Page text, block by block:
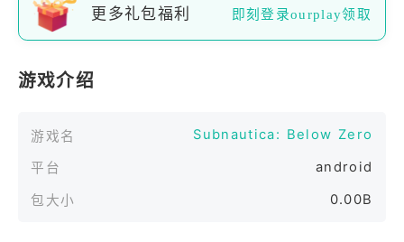
更多礼包福利 即刻登录ourplay领取
游戏介绍
游戏名 Subnautica: Below Zero
平台 android
包大小 0.00B